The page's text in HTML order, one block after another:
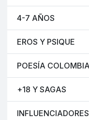
4-7 AÑOS
EROS Y PSIQUE
POESÍA
+18 Y SAGAS